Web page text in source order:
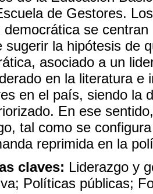
de Gestores.
democrática se
sugerir la hipótesis de
asociado a un
en la literatura e
en el país, siendo la
En ese
tal como se
reprimida en la
claves: Liderazgo y
Políticas públicas;